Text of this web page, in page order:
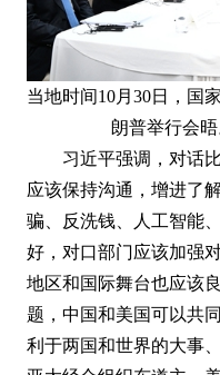
当地时间10月30日，国
朗普举行会
习近平强调，对话
应该保持沟通，增进了
骗、反洗钱、人工智能
好，对口部门应该加强
地区和国际舞台也应该
题，中国和美国可以共
利于两国和世界的大事